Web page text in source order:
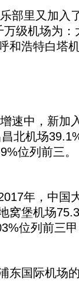
里又加入
级机场为
和浩特白塔
中，新加
北机场
位列前三。
年，中国
窝堡机场
位列前三
国际机场